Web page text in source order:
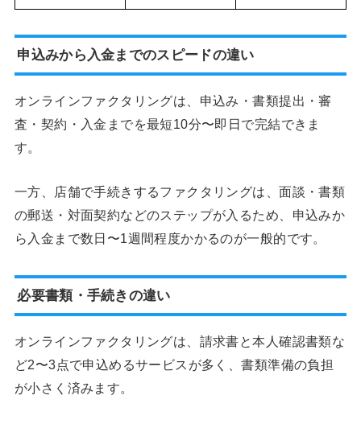
申込みから入金までのスピードの違い
オンラインファクタリングは、申込み・書類提出・審
査・契約・入金までを最短10分〜即日で完結できま
す。
一方、店舗で手続きするファクタリングは、面談・書類
の郵送・対面契約などのステップが入るため、申込みか
ら入金まで数日〜1週間程度かかるのが一般的です。
必要書類・手続きの違い
オンラインファクタリングは、請求書と本人確認書類な
ど2〜3点で申込めるサービスが多く、書類準備の負担
が小さく済みます。